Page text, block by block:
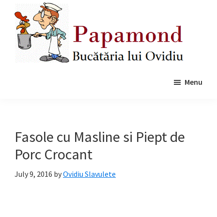
main
content
primary
sidebar
Menu
Fasole cu Masline si Piept de
Porc Crocant
July 9, 2016 byOvidiu Slavulete